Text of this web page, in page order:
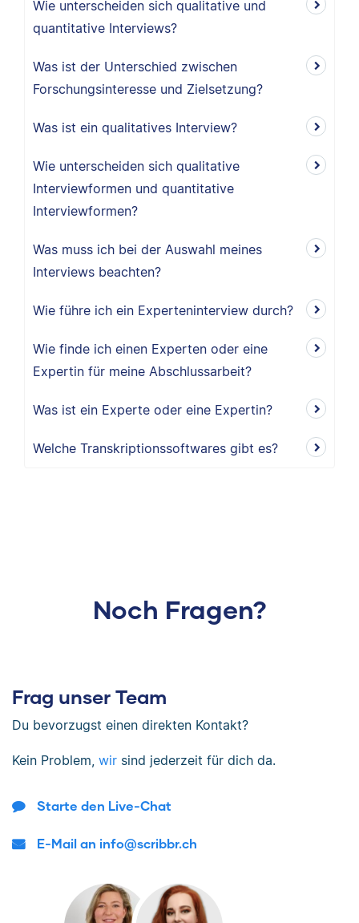
Wie unterscheiden sich qualitative und
quantitative Interviews?
Was ist der Unterschied zwischen
Forschungsinteresse und Zielsetzung?
Was ist ein qualitatives Interview?
Wie unterscheiden sich qualitative
Interviewformen und quantitative
Interviewformen?
Was muss ich bei der Auswahl meines
Interviews beachten?
Wie führe ich ein Experteninterview durch?
Wie finde ich einen Experten oder eine
Expertin für meine Abschlussarbeit?
Was ist ein Experte oder eine Expertin?
Welche Transkriptionssoftwares gibt es?
Noch Fragen?
Frag unser Team
Du bevorzugst einen direkten Kontakt?
Kein Problem, wir sind jederzeit für dich da.
Starte den Live-Chat
E-Mail an info@scribbr.ch